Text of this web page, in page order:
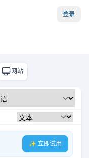
登录
网站
✨ 立即试用